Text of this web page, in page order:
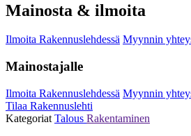
Mainosta & ilmoita
Ilmoita Rakennuslehdessä Myynnin
Mainostajalle
Ilmoita Rakennuslehdessä Myynnin
Tilaa Rakennuslehti
Kategoriat Talous Rakentaminen